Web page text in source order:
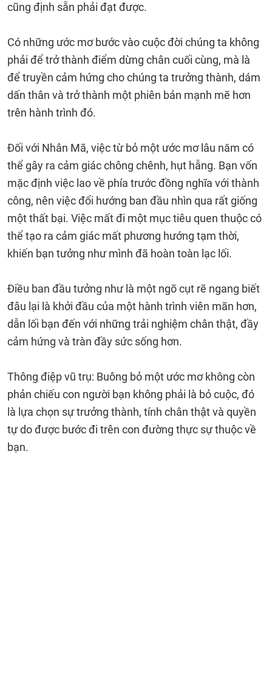
cũng định sẵn phải đạt được.
Có những ước mơ bước vào cuộc đời chúng ta không
phải để trở thành điểm dừng chân cuối cùng, mà là
để truyền cảm hứng cho chúng ta trưởng thành, dám
dấn thân và trở thành một phiên bản mạnh mẽ hơn
trên hành trình đó.
Đối với Nhân Mã, việc từ bỏ một ước mơ lâu năm có
thể gây ra cảm giác chông chênh, hụt hẫng. Bạn vốn
mặc định việc lao về phía trước đồng nghĩa với thành
công, nên việc đổi hướng ban đầu nhìn qua rất giống
một thất bại. Việc mất đi một mục tiêu quen thuộc có
thể tạo ra cảm giác mất phương hướng tạm thời,
khiến bạn tưởng như mình đã hoàn toàn lạc lối.
Điều ban đầu tưởng như là một ngõ cụt rẽ ngang biết
đâu lại là khởi đầu của một hành trình viên mãn hơn,
dẫn lối bạn đến với những trải nghiệm chân thật, đầy
cảm hứng và tràn đầy sức sống hơn.
Thông điệp vũ trụ: Buông bỏ một ước mơ không còn
phản chiếu con người bạn không phải là bỏ cuộc, đó
là lựa chọn sự trưởng thành, tính chân thật và quyền
tự do được bước đi trên con đường thực sự thuộc về
bạn.